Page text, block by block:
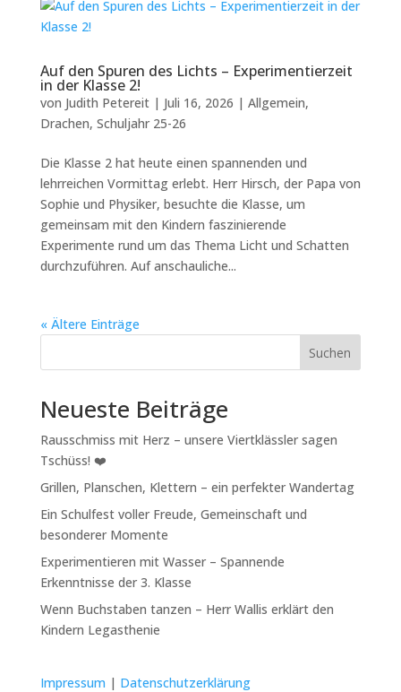
Auf den Spuren des Lichts – Experimentierzeit
in der Klasse 2!
von Judith Petereit| Juli 16, 2026 | Allgemein,
Drachen, Schuljahr 25-26
Die Klasse 2 hat heute einen spannenden und
lehrreichen Vormittag erlebt. Herr Hirsch, der Papa von
Sophie und Physiker, besuchte die Klasse, um
gemeinsam mit den Kindern faszinierende
Experimente rund um das Thema Licht und Schatten
durchzuführen. Auf anschauliche...
« Ältere Einträge
Suchen
Neueste Beiträge
Rausschmiss mit Herz – unsere Viertklässler sagen
Tschüss! ❤️
Grillen, Planschen, Klettern – ein perfekter Wandertag
Ein Schulfest voller Freude, Gemeinschaft und
besonderer Momente
Experimentieren mit Wasser – Spannende
Erkenntnisse der 3. Klasse
Wenn Buchstaben tanzen – Herr Wallis erklärt den
Kindern Legasthenie
Impressum | Datenschutzerklärung